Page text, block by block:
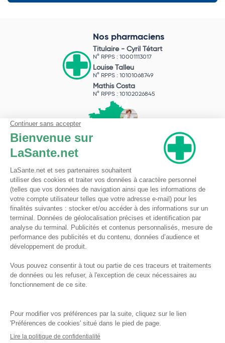
Nos pharmaciens
Titulaire - Cyril Tétart
N° RPPS : 10001113017
Louise Talleu
N° RPPS : 10101068749
Mathis Costa
N° RPPS : 10102026845
Pharmacie du Bizet
Licence ARS : 590009874
Licence Ordinale : 126921
49 boulevard Bizet
59650 Villeneuve d'Ascq
Contactez-nous !
Pharmacie en ligne autorisée à vendre des médicaments depuis le 17 avril 2013
Tous droits réservés
Conditions Générales de Vente
Mentions légales
Qui sommes-nous